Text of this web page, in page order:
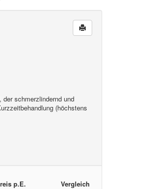
schmerzlindernd und
(höchstens
p.E.
Vergleich